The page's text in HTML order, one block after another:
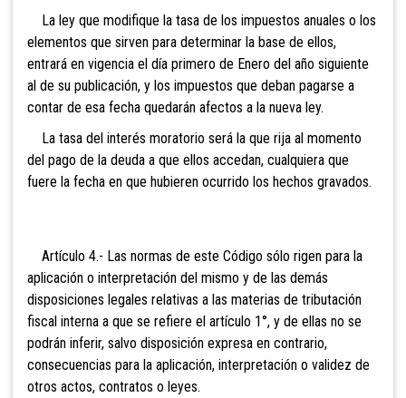
La ley que modifique la tasa de los impuestos anuales o los
elementos que sirven para determinar la base de ellos,
entrará en vigencia el día primero de Enero del año siguiente
al de su publicación, y los impuestos que deban pagarse a
contar de esa fecha quedarán afectos a la nueva ley.
La tasa del interés moratorio será la que rija al momento
del pago de la deuda a que ellos accedan, cualquiera que
fuere la fecha en que hubieren ocurrido los hechos gravados.
Artículo 4.- Las normas de este Código sólo rigen para la
aplicación o interpretación del mismo y de las demás
disposiciones legales relativas a las materias de tributación
fiscal interna a que se refiere el artículo 1°, y de ellas no se
podrán inferir, salvo disposición expresa en contrario,
consecuencias para la aplicación, interpretación o validez de
otros actos, contratos o leyes.